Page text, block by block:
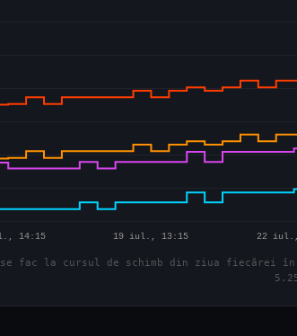
fac la cursul de schimb din ziua fiecărei